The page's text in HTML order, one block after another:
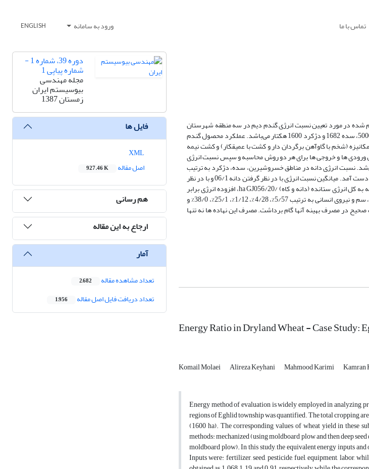
تماس با ما ورود به سامانه ENGLISH
شده در مورد تعیین نسبت انرژی گندم دیم در سه منطقه شهرستان
اقلید صورت گرفت. سطح کل زیر کشت شهرستان 8282 هکتار است که از این مقدار سهم دشت خسروشیرین 5000، سده 1682 و دژکرد 1600 هکتار می‌باشد. عملکرد محصول گندم
به دو صورت مکانیزه (شخم با گاوآهن برگردان دار و کشت با عمیقکار) و کشت نیمه
ورودی ها و خروجی ها برای هر دو روش محاسبه و سپس نسبت انرژی
نسبت انرژی دانه در مناطق خسروشیرین، سده، دژکرد به ترتیب
068/1، 19/1، 91/0 و مقادیر مربوط به دانه همراه با کاه (کل خروجی بیولوژیکی) به ترتیب 61/1، 80/1 و 36/1 به دست آمد. میانگین نسبت انرژی با در نظر گرفتن دانه 06/1 و با در نظر
گرفتن دانه و کاه 60 /1 به‌دست آمد. کل انرژی نهاده‌های گندم دیم به طور متوسط GJ/ha49/12 بوده و با توجه به کل انرژی ستانده (دانه و کاه) /ha GJ056/20، افزوده انرژی برابر
GJ/ha54/7 به دست آمد. به طور میانگین برای شهرستان سهم هر یک از نهاده های کود، سوخت، بذر،‌ ادوات، سم و نیروی انسانی به ترتیب 5/57%،‌ 4/28%، 1/12%، 25/1%،‌ 38/0% و
در مصرف بهینه آنها گام برداشت. مصرف این نهاده ها نه تنها
Energy Ratio in Dryland Wheat - Case Study:
Komail Molaei Alireza Keyhani Mahmood Karimi
Energy method of evaluation is widely employed in analyzing
regions of Eghlid township was quantified. The total cropping
(1600 ha). The corresponding values of wheat yield in these
methods: mechanized (using moldboard plow and then deep
moldboard plow). In this study, the equivalent energy inputs
Inputs were: fertilizer, seed, pesticide, fuel, equipment, labor,
دوره 39، شماره 1 -
شماره پیاپی 1
مجله مهندسی
بیوسیستم ایران
زمستان 1387
فایل ها
اصل مقاله
927.46 K
هم رسانی
ارجاع به این مقاله
آمار
تعداد مشاهده مقاله 2,682
تعداد دریافت فایل اصل مقاله 1,956